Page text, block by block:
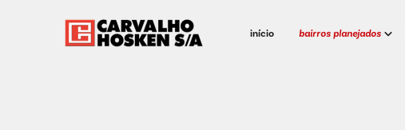
início bairros planejados